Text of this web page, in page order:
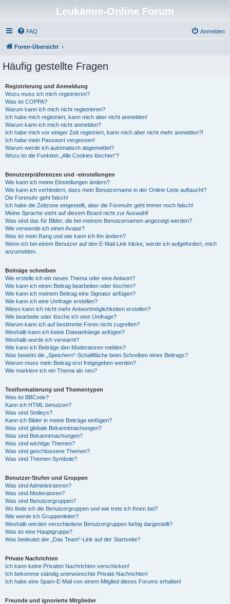
Leukämie-Online Forum
FAQ Anmelden
Foren-Übersicht
Häufig gestellte Fragen
Registrierung und Anmeldung
Wozu muss ich mich registrieren?
Was ist COPPA?
Warum kann ich mich nicht registrieren?
Ich habe mich registriert, kann mich aber nicht anmelden!
Warum kann ich mich nicht anmelden?
Ich habe mich vor einiger Zeit registriert, kann mich aber nicht mehr anmelden?!
Ich habe mein Passwort vergessen!
Warum werde ich automatisch abgemeldet?
Wozu ist die Funktion „Alle Cookies löschen“?
Benutzerpräferenzen und -einstellungen
Wie kann ich meine Einstellungen ändern?
Wie kann ich verhindern, dass mein Benutzername in der Online-Liste auftaucht?
Die Forenuhr geht falsch!
Ich habe die Zeitzone eingestellt, aber die Forenuhr geht immer noch falsch!
Meine Sprache steht auf diesem Board nicht zur Auswahl!
Was sind das für Bilder, die bei meinem Benutzernamen angezeigt werden?
Wie verwende ich einen Avatar?
Was ist mein Rang und wie kann ich ihn ändern?
Wenn ich bei einem Benutzer auf den E-Mail-Link klicke, werde ich aufgefordert, mich
anzumelden.
Beiträge schreiben
Wie erstelle ich ein neues Thema oder eine Antwort?
Wie kann ich einen Beitrag bearbeiten oder löschen?
Wie kann ich meinem Beitrag eine Signatur anfügen?
Wie kann ich eine Umfrage erstellen?
Wieso kann ich nicht mehr Antwortmöglichkeiten erstellen?
Wie bearbeite oder lösche ich eine Umfrage?
Warum kann ich auf bestimmte Foren nicht zugreifen?
Weshalb kann ich keine Dateianhänge anfügen?
Weshalb wurde ich verwarnt?
Wie kann ich Beiträge den Moderatoren melden?
Was bewirkt die „Speichern“-Schaltfläche beim Schreiben eines Beitrags?
Warum muss mein Beitrag erst freigegeben werden?
Wie markiere ich ein Thema als neu?
Textformatierung und Thementypen
Was ist BBCode?
Kann ich HTML benutzen?
Was sind Smileys?
Kann ich Bilder in meine Beiträge einfügen?
Was sind globale Bekanntmachungen?
Was sind Bekanntmachungen?
Was sind wichtige Themen?
Was sind geschlossene Themen?
Was sind Themen-Symbole?
Benutzer-Stufen und Gruppen
Was sind Administratoren?
Was sind Moderatoren?
Was sind Benutzergruppen?
Wo finde ich die Benutzergruppen und wie trete ich ihnen bei?
Wie werde ich Gruppenleiter?
Weshalb werden verschiedene Benutzergruppen farbig dargestellt?
Was ist eine Hauptgruppe?
Was bedeutet der „Das Team“-Link auf der Startseite?
Private Nachrichten
Ich kann keine Privaten Nachrichten verschicken!
Ich bekomme ständig unerwünschte Private Nachrichten!
Ich habe eine Spam-E-Mail von einem Mitglied dieses Forums erhalten!
Freunde und ignorierte Mitglieder